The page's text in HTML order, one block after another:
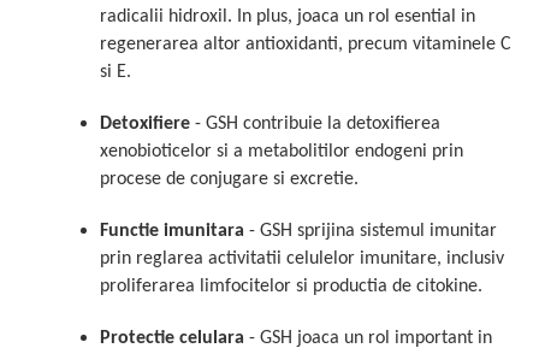
DELLA BORN
Vitamina A
Vitamina D
Vitamina E
radicalii hidroxil. In plus, joaca un rol esential in
regenerarea altor antioxidanti, precum vitaminele C
si E.
Detoxifiere - GSH contribuie la detoxifierea
xenobioticelor si a metabolitilor endogeni prin
procese de conjugare si excretie.
Functie imunitara - GSH sprijina sistemul imunitar
prin reglarea activitatii celulelor imunitare, inclusiv
proliferarea limfocitelor si productia de citokine.
Protectie celulara - GSH joaca un rol important in